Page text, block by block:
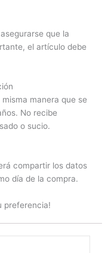
que la
el artículo debe
manera que se
No recibe
o sucio.
compartir los datos
día de la compra.
preferencia!